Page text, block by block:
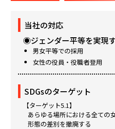
当社の対応
◉ジェンダー平等を実現
男女平等での採用
女性の役員・役職者登用
SDGsのターゲット
【ターゲット5.1】
あらゆる場所における全ての
形態の差別を撤廃する